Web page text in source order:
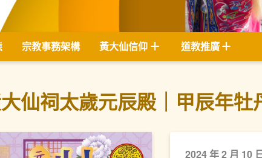
宗教事務架構 黃大仙信仰 道教推廣
仙祠太歲元辰殿｜甲辰年牡
2024 年 2 月 10